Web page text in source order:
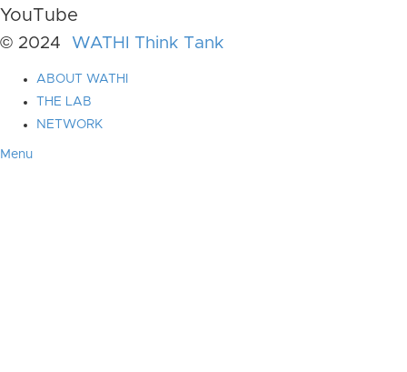
YouTube
© 2024 WATHI Think Tank
ABOUT WATHI
THE LAB
NETWORK
Menu